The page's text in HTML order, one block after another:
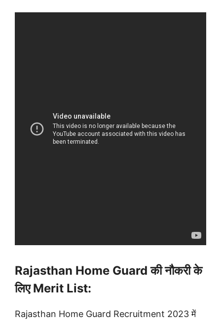
Rajasthan Home Guard की नौकरी के
लिए Merit List:
Rajasthan Home Guard Recruitment 2023 में